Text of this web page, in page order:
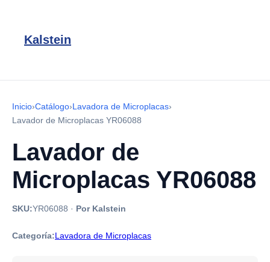
Kalstein
Inicio›Catálogo›Lavadora de Microplacas›
Lavador de Microplacas YR06088
Lavador de
Microplacas YR06088
SKU:YR06088 · Por Kalstein
Categoría:Lavadora de Microplacas